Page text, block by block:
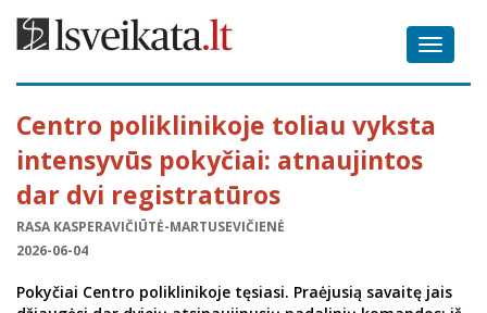
Toggle
Centro poliklinikoje toliau vyksta
intensyvūs pokyčiai: atnaujintos
dar dvi registratūros
RASA KASPERAVIČIŪTĖ-MARTUSEVIČIENĖ
2026-06-04
Pokyčiai Centro poliklinikoje tęsiasi. Praėjusią savaitę jais